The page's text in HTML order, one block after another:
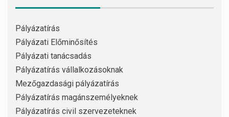
Pályázatírás
Pályázati Előminősítés
Pályázati tanácsadás
Pályázatírás vállalkozásoknak
Mezőgazdasági pályázatírás
Pályázatírás magánszemélyeknek
Pályázatírás civil szervezeteknek